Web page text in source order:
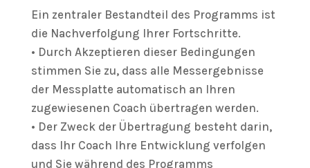
Ein zentraler Bestandteil des Programms ist
die Nachverfolgung Ihrer Fortschritte.
• Durch Akzeptieren dieser Bedingungen
stimmen Sie zu, dass alle Messergebnisse
der Messplatte automatisch an Ihren
zugewiesenen Coach übertragen werden.
• Der Zweck der Übertragung besteht darin,
dass Ihr Coach Ihre Entwicklung verfolgen
und Sie während des Programms